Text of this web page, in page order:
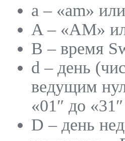
a – «am»
A – «AM»
B – время
d – день
ведущим
«01″ до «31″
D – день